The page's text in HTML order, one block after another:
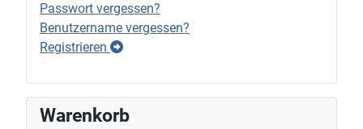
Passwort vergessen?
Benutzername vergessen?
Registrieren
Warenkorb